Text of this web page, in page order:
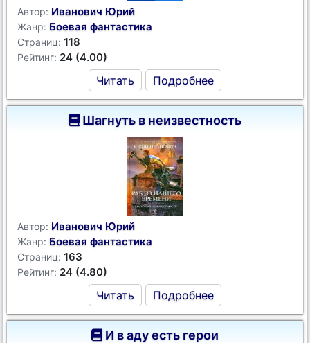
Автор: Иванович Юрий
Жанр: Боевая фантастика
Страниц: 118
Рейтинг: 24 (4.00)
Читать Подробнее
Шагнуть в неизвестность
Автор: Иванович Юрий
Жанр: Боевая фантастика
Страниц: 163
Рейтинг: 24 (4.80)
Читать Подробнее
И в аду есть герои